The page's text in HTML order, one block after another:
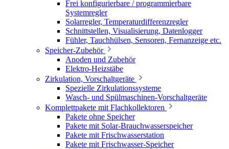
Frei konfigurierbare / programmierbare
Systemregler
Solarregler, Temperaturdifferenzregler
Schnittstellen, Visualisierung, Datenlogger
Fühler, Tauchhülsen, Sensoren, Fernanzeige etc.
Speicher-Zubehör
Anoden und Zubehör
Elektro-Heizstäbe
Zirkulation, Vorschaltgeräte
Spezielle Zirkulationssysteme
Wasch- und Spülmaschinen-Vorschaltgeräte
Komplettpakete mit Flachkollektoren
Pakete ohne Speicher
Pakete mit Solar-Brauchwasserspeicher
Pakete mit Frischwasserstation
Pakete mit Frischwasser-Speicher